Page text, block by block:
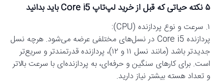
۵ نکته حیاتی که قبل از خرید لپ‌تاپ Core i5 باید بدانید
۱. سرعت و نوع پردازنده (CPU):
پردازنده Core i5 در نسل‌های مختلفی عرضه می‌شود. هرچه نسل
جدیدتر باشد (مانند نسل ۱۱ و ۱۲)، پردازنده قدرتمندتر و سریع‌تر
است. برای کارهای سنگین و حرفه‌ای، به پردازنده‌ای با سرعت بالاتر
و تعداد هسته بیشتر نیاز دارید.